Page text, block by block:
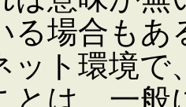
る場合もあ
ット環境
とは、一般